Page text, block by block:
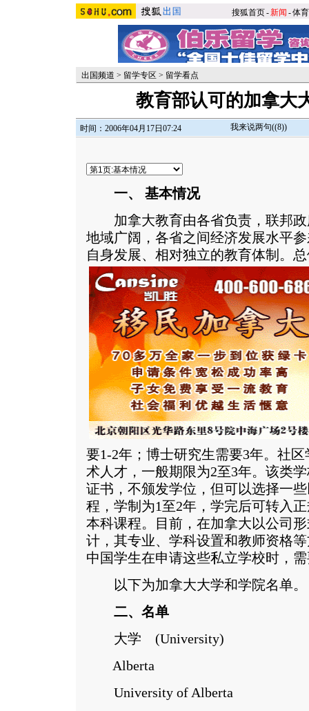
搜狐首页-新闻 -体育
出国频道 > 留学专区 > 留学看点
教育部认可的加拿大
时间：2006年04月17日07:24 我来说两句((8))
一、 基本情况
加拿大教育由各省负责，联邦政
地域广阔，各省之间经济发展水平
自身发展、相对独立的教育体制。
要1-2年；博士研究生需要3年。社
术人才，一般期限为2至3年。该类
证书，不颁发学位，但可以选择一
程，学制为1至2年，学完后可转入
本科课程。目前，在加拿大以公司
计，其专业、学科设置和教师资格
中国学生在申请这些私立学校时，
以下为加拿大大学和学院名单。
二、名单
大学 (University)
Alberta
University of Alberta